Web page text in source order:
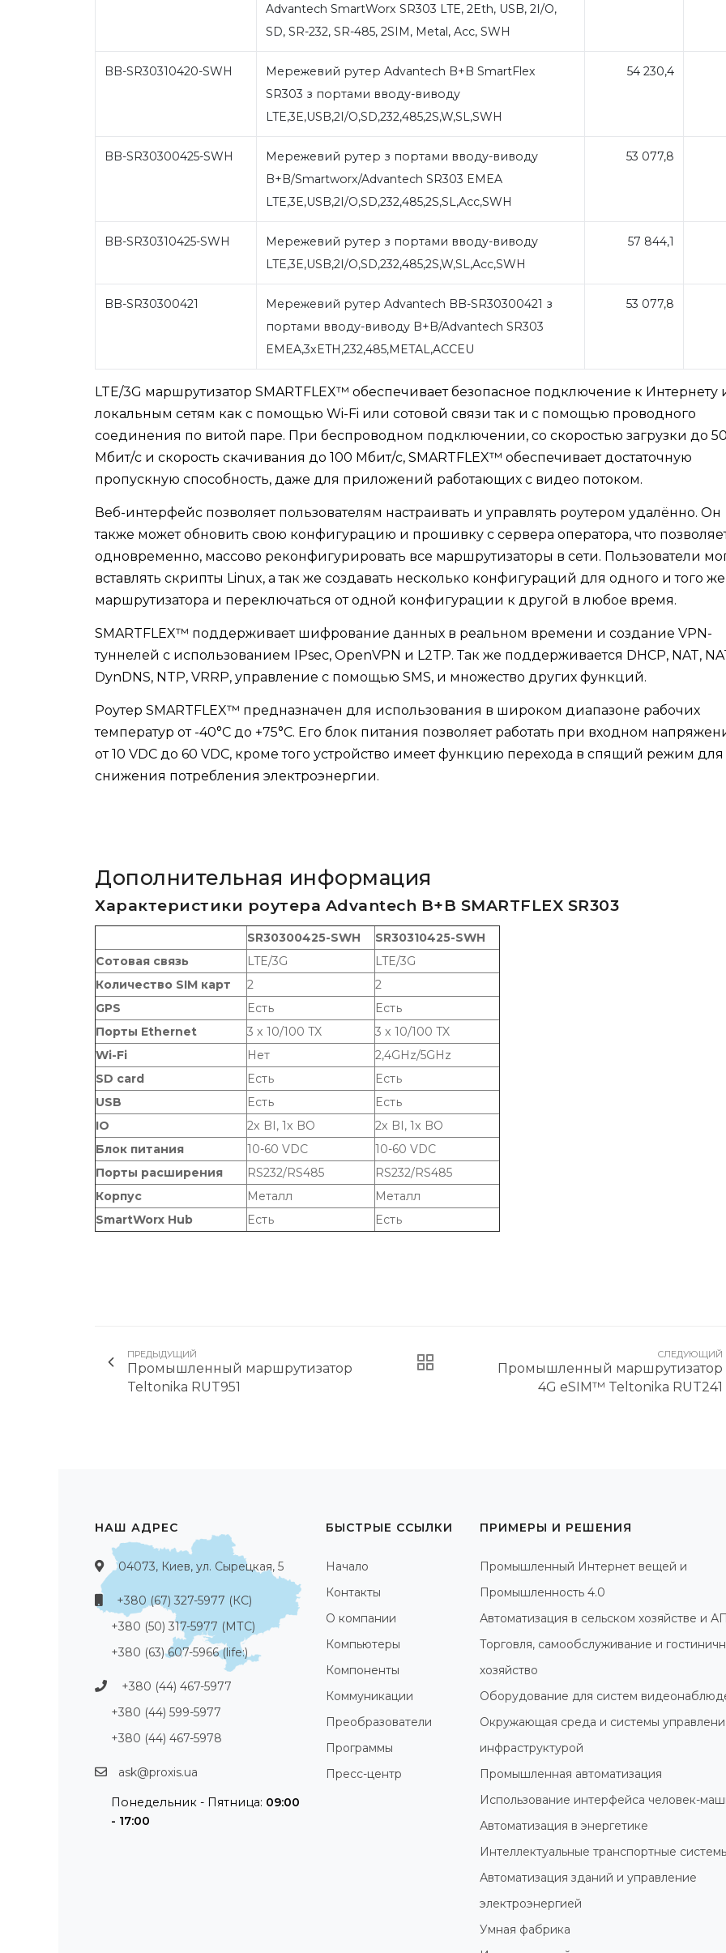
Advantech SmartWorx SR303 LTE, 2Eth, USB, 2I/O,
SD, SR-232, SR-485, 2SIM, Metal, Acc, SWH
BB-SR30310420-SWH
Мережевий рутер Advantech B+B SmartFlex
SR303 з портами вводу-виводу
LTE,3E,USB,2I/O,SD,232,485,2S,W,SL,SWH
54 230,4
BB-SR30300425-SWH
Мережевий рутер з портами вводу-виводу
B+B/Smartworx/Advantech SR303 EMEA
LTE,3E,USB,2I/O,SD,232,485,2S,SL,Acc,SWH
53 077,8
BB-SR30310425-SWH
Мережевий рутер з портами вводу-виводу
LTE,3E,USB,2I/O,SD,232,485,2S,W,SL,Acc,SWH
57 844,1
BB-SR30300421
Мережевий рутер Advantech BB-SR30300421 з
портами вводу-виводу B+B/Advantech SR303
EMEA,3xETH,232,485,METAL,ACCEU
53 077,8
LTE/3G маршрутизатор SMARTFLEX™ обеспечивает безопасное подключение к Интернету
локальным сетям как с помощью Wi-Fi или сотовой связи так и с помощью проводного
соединения по витой паре. При беспроводном подключении, со скоростью загрузки до 50
Мбит/с и скорость скачивания до 100 Мбит/с, SMARTFLEX™ обеспечивает достаточную
пропускную способность, даже для приложений работающих с видео потоком.
Веб-интерфейс позволяет пользователям настраивать и управлять роутером удалённо. Он
также может обновить свою конфигурацию и прошивку с сервера оператора, что
одновременно, массово реконфигурировать все маршрутизаторы в сети. Пользователи
вставлять скрипты Linux, а так же создавать несколько конфигураций для одного и того же
маршрутизатора и переключаться от одной конфигурации к другой в любое время.
SMARTFLEX™ поддерживает шифрование данных в реальном времени и создание VPN-
туннелей с использованием IPsec, OpenVPN и L2TP. Так же поддерживается DHCP, NAT,
DynDNS, NTP, VRRP, управление с помощью SMS, и множество других функций.
Роутер SMARTFLEX™ предназначен для использования в широком диапазоне рабочих
температур от -40°C до +75°C. Его блок питания позволяет работать при входном
от 10 VDC до 60 VDC, кроме того устройство имеет функцию перехода в спящий режим для
снижения потребления электроэнергии.
Дополнительная информация
Характеристики роутера Advantech B+B SMARTFLEX SR303
SR30300425-SWH
SR30310425-SWH
Сотовая связь
LTE/3G
LTE/3G
Количество SIM карт
2
2
GPS
Есть
Есть
Порты Ethernet
3 x 10/100 TX
3 x 10/100 TX
Wi-Fi
Нет
2,4GHz/5GHz
SD card
Есть
Есть
USB
Есть
Есть
IO
2x BI, 1x BO
2x BI, 1x BO
Блок питания
10-60 VDC
10-60 VDC
Порты расширения
RS232/RS485
RS232/RS485
Корпус
Металл
Металл
SmartWorx Hub
Есть Есть
ПРЕДЫДУЩИЙ
Промышленный маршрутизатор
Teltonika RUT951
СЛЕДУЮЩИЙ
Промышленный маршрутизатор
4G eSIM™ Teltonika RUT241
НАШ АДРЕС
04073, Киев, ул. Сырецкая, 5
+380 (67) 327-5977 (КС)
+380 (50) 317-5977 (МТС)
+380 (63) 607-5966 (life:)
+380 (44) 467-5977
+380 (44) 599-5977
+380 (44) 467-5978
ask@proxis.ua
Понедельник - Пятница: 09:00
- 17:00
БЫСТРЫЕ ССЫЛКИ
Начало
Контакты
О компании
Компьютеры
Компоненты
Коммуникации
Преобразователи
Программы
Пресс-центр
ПРИМЕРЫ И РЕШЕНИЯ
Промышленный Интернет вещей и
Промышленность 4.0
Автоматизация в сельском хозяйстве и
Торговля, самообслуживание и
хозяйство
Оборудование для систем
Окружающая среда и системы
инфраструктурой
Промышленная автоматизация
Использование интерфейса человек-
Автоматизация в энергетике
Интеллектуальные транспортные
Автоматизация зданий и управление
электроэнергией
Умная фабрика